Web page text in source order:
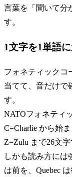
言葉を「聞いて分
す。
1文字を1単語
フォネティックコ
当てて、音だけで
す。
NATOフォネティ
C=Charlie から始
Z=Zulu まで26文
しかも読み方には
は前を、Quebec